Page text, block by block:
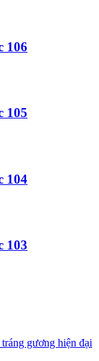
106
105
104
103
gương hiện đại